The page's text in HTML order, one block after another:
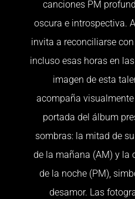
canciones PM
oscura e introspectiva.
invita a reconciliarse
incluso esas horas en
imagen de esta
acompaña
portada del álbum
sombras: la mitad de
de la mañana (AM) y la
de la noche (PM),
desamor. Las